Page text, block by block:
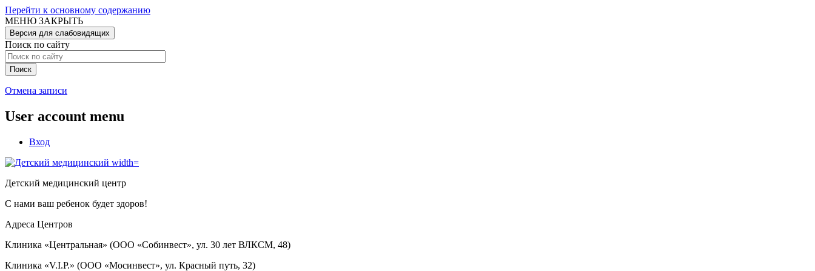
Перейти к основному содержанию
МЕНЮ ЗАКРЫТЬ
Версия для слабовидящих
Поиск по сайту
Отмена записи
User account menu
Вход
Детский медицинский центр
С нами ваш ребенок будет здоров!
Адреса Центров
Клиника «Центральная» (ООО «Собинвест», ул. 30 лет ВЛКСМ, 48)
Клиника «V.I.P.» (ООО «Мосинвест», ул. Красный путь, 32)